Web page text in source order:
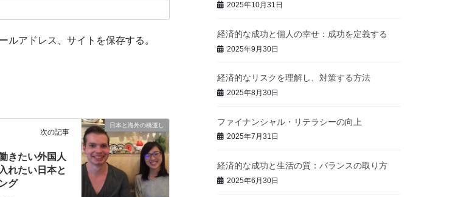
ルアドレス、サイトを保存する。
日本と海外の橋渡し
次の記事
きたい外国人
れたい日本と
グ
2025年10月31日
経済的な成功と個人の幸せ：成功を定義する
2025年9月30日
経済的なリスクを理解し、対策する方法
2025年8月30日
ファイナンシャル・リテラシーの向上
2025年7月31日
経済的な成功と生活の質：バランスの取り方
2025年6月30日